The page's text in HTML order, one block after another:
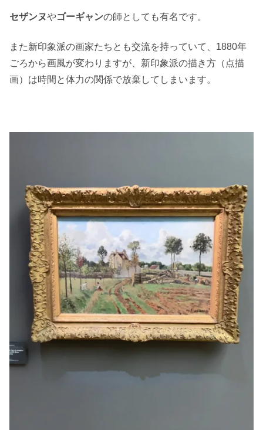
セザンヌやゴーギャンの師としても有名です。
また新印象派の画家たちとも交流を持っていて、1880年
ごろから画風が変わりますが、新印象派の描き方（点描
画）は時間と体力の関係で放棄してしまいます。